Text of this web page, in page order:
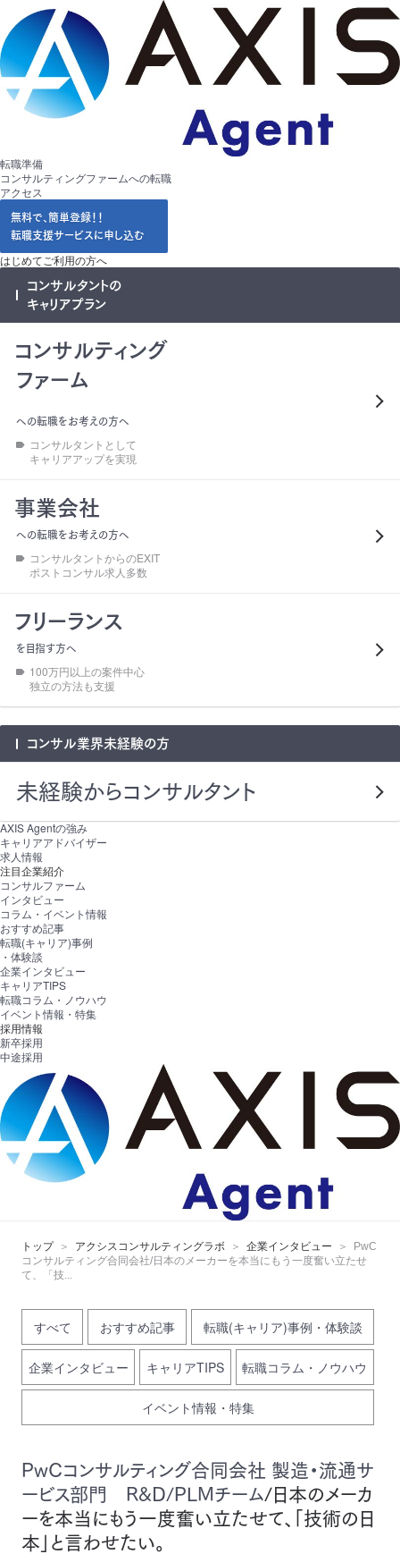
転職準備
コンサルティングファームへの転職
アクセス
無料で、簡単登録！！
転職支援サービスに申し込む
はじめてご利用の方へ
コンサルタントの
キャリアプラン
コンサルティング
ファーム
への転職をお考えの方へ
コンサルタントとして
キャリアアップを実現
事業会社
への転職をお考えの方へ
コンサルタントからのEXIT
ポストコンサル求人多数
フリーランス
を目指す方へ
100万円以上の案件中心
独立の方法も支援
コンサル業界未経験の方
未経験からコンサルタント
AXIS Agentの強み
キャリアアドバイザー
求人情報
注目企業紹介
コンサルファーム
インタビュー
コラム・イベント情報
おすすめ記事
転職(キャリア)事例
・体験談
企業インタビュー
キャリアTIPS
転職コラム・ノウハウ
イベント情報・特集
採用情報
新卒採用
中途採用
トップ アクシスコンサルティングラボ 企業インタビュー
PwC
コンサルティング合同会社/日本のメーカーを本当にもう一度奮い立たせ
て、「技...
すべて おすすめ記事 転職(キャリア)事例・体験談
企業インタビュー キャリアTIPS 転職コラム・ノウハウ
イベント情報・特集
PwCコンサルティング合同会社 製造・流通サ
ービス部門 R&D/PLMチーム/日本のメーカ
ーを本当にもう一度奮い立たせて、「技術の日
本」と言わせたい。